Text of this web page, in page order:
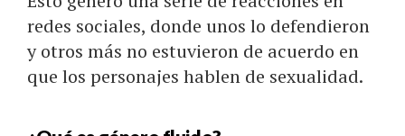
redes sociales, donde unos lo defendieron
y otros más no estuvieron de acuerdo en
que los personajes hablen de sexualidad.